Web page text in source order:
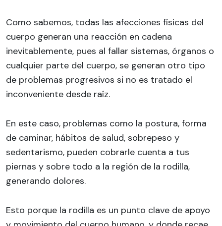
Como sabemos, todas las afecciones físicas del
cuerpo generan una reacción en cadena
inevitablemente, pues al fallar sistemas, órganos o
cualquier parte del cuerpo, se generan otro tipo
de problemas progresivos si no es tratado el
inconveniente desde raíz.
En este caso, problemas como la postura, forma
de caminar, hábitos de salud, sobrepeso y
sedentarismo, pueden cobrarle cuenta a tus
piernas y sobre todo a la región de la rodilla,
generando dolores.
Esto porque la rodilla es un punto clave de apoyo